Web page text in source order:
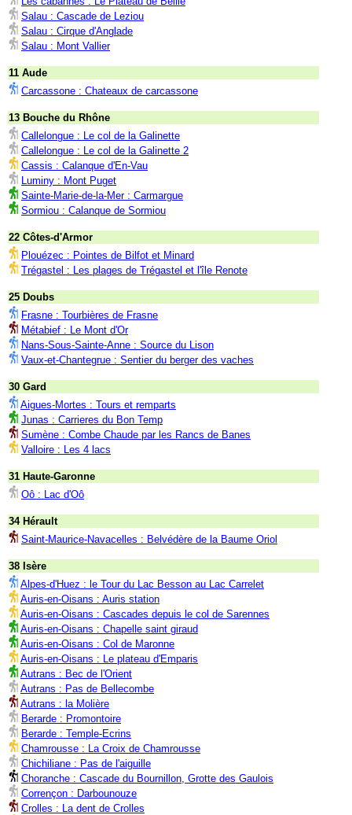
Salau : Cascade de Leziou
Salau : Cirque d'Anglade
Salau : Mont Vallier
11 Aude
Carcassone : Chateaux de carcassone
13 Bouche du Rhône
Callelongue : Le col de la Galinette
Callelongue : Le col de la Galinette 2
Cassis : Calanque d'En-Vau
Luminy : Mont Puget
Sainte-Marie-de-la-Mer : Carmargue
Sormiou : Calanque de Sormiou
22 Côtes-d'Armor
Plouézec : Pointes de Bilfot et Minard
Trégastel : Les plages de Trégastel et l'île Renote
25 Doubs
Frasne : Tourbières de Frasne
Métabief : Le Mont d'Or
Nans-Sous-Sainte-Anne : Source du Lison
Vaux-et-Chantegrue : Sentier du berger des vaches
30 Gard
Aigues-Mortes : Tours et remparts
Junas : Carrieres du Bon Temp
Sumène : Combe Chaude par les Rancs de Banes
Valloire : Les 4 lacs
31 Haute-Garonne
Oô : Lac d'Oô
34 Hérault
Saint-Maurice-Navacelles : Belvédère de la Baume Oriol
38 Isère
Alpes-d'Huez : le Tour du Lac Besson au Lac Carrelet
Auris-en-Oisans : Auris station
Auris-en-Oisans : Cascades depuis le col de Sarennes
Auris-en-Oisans : Chapelle saint giraud
Auris-en-Oisans : Col de Maronne
Auris-en-Oisans : Le plateau d'Emparis
Autrans : Bec de l'Orient
Autrans : Pas de Bellecombe
Autrans : la Molière
Berarde : Promontoire
Berarde : Temple-Ecrins
Chamrousse : La Croix de Chamrousse
Chichiliane : Pas de l'aiguille
Choranche : Cascade du Bournillon, Grotte des Gaulois
Corrençon : Darbounouze
Crolles : La dent de Crolles